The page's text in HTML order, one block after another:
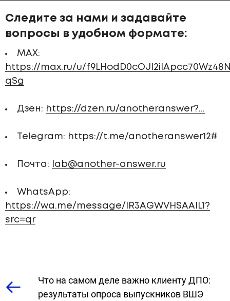
Следите за нами и задавайте
вопросы в удобном формате:
MAX:
https://max.ru/u/
qSg
Дзен: https://dzen.ru/anotheranswer?...
Telegram: https://t.me/anotheranswer12#
Почта: lab@another-answer.ru
WhatsApp:
https://wa.me/message/IR3AGWVHSAAIL1?
src=qr
Что на самом деле важно клиенту ДПО:
результаты опроса выпускников ВШЭ